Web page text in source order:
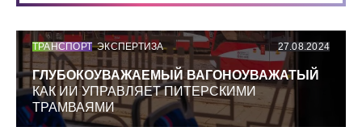
ТРАНСПОРТ ЭКСПЕРТИЗА 27.08.2024
ГЛУБОКОУВАЖАЕМЫЙ ВАГОНОУВАЖАТЫЙ
КАК ИИ УПРАВЛЯЕТ ПИТЕРСКИМИ
ТРАМВАЯМИ